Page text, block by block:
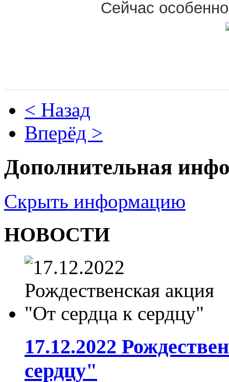
Сейчас
< Назад
Вперёд >
Дополнительная
Скрыть информацию
НОВОСТИ
17.12.2022
сердцу"